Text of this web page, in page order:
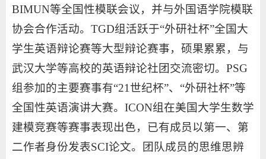
BIMUN等全国性模联会议，并与外国语学院模联
协会合作活动。TGD组活跃于“外研社杯”全国大
学生英语辩论赛等大型辩论赛事，硕果累累，与
武汉大学等高校的英语辩论社团交流密切。PSG
组参加的主要赛事有“21世纪杯”、“外研社杯”等
全国性英语演讲大赛。ICON组在美国大学生数学
建模竞赛等赛事表现出色，已有成员以第一、第
二作者身份发表SCI论文。团队成员的思维思辨